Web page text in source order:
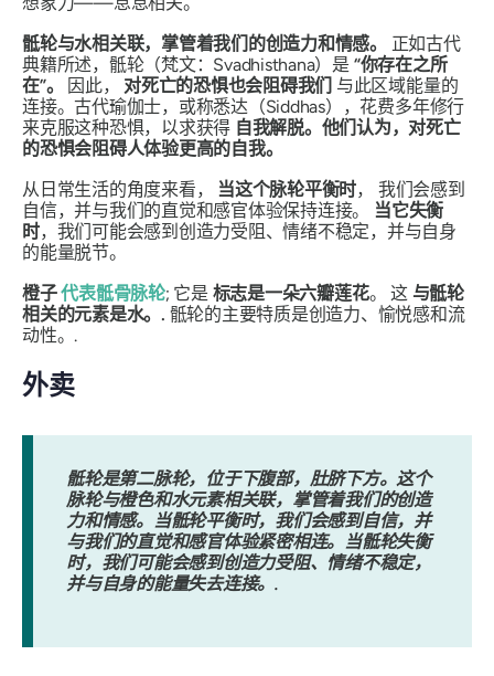
骶轮与水相关联，掌管着我们的创造力和情感。
正如古代
典籍所述，骶轮（梵文：Svadhisthana）是 “你存在之所
在”。
因此， 对死亡的恐惧也会阻碍我们 与此区域能量的
连接。古代瑜伽士，或称悉达（Siddhas），花费多年修行
来克服这种恐惧，以求获得 自我解脱。他们认为，对死亡
的恐惧会阻碍人体验更高的自我。
从日常生活的角度来看， 当这个脉轮平衡时， 我们会感到
自信，并与我们的直觉和感官体验保持连接。 当它失衡
时，我们可能会感到创造力受阻、情绪不稳定，并与自身
的能量脱节。
橙子代表骶骨脉轮; 它是 标志是一朵六瓣莲花。 这 与骶轮
相关的元素是水。. 骶轮的主要特质是创造力、愉悦感和流
动性。.
外卖
骶轮是第二脉轮，位于下腹部，肚脐下方。这个
脉轮与橙色和水元素相关联，掌管着我们的创造
力和情感。当骶轮平衡时，我们会感到自信，并
与我们的直觉和感官体验紧密相连。当骶轮失衡
时，我们可能会感到创造力受阻、情绪不稳定，
并与自身的能量失去连接。.